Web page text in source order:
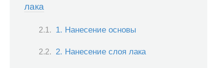
лака
1. Нанесение основы
2. Нанесение слоя лака